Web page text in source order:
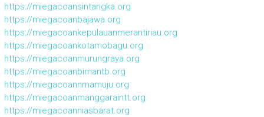
https://miegacoansintangka.org
https://miegacoanbajawa.org
https://miegacoankepulauanmerantiriau.org
https://miegacoankotamobagu.org
https://miegacoanmurungraya.org
https://miegacoanbimantb.org
https://miegacoannmamuju.org
https://miegacoanmanggaraintt.org
https://miegacoanniasbarat.org